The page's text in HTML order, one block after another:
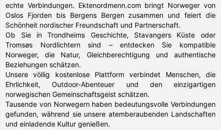
echte Verbindungen. Ektenordmenn.com bringt Norweger von
Oslos Fjorden bis Bergens Bergen zusammen und feiert die
Schönheit nordischer Freundschaft und Partnerschaft.
Ob Sie in Trondheims Geschichte, Stavangers Küste oder
Tromsøs Nordlichtern sind – entdecken Sie kompatible
Norweger, die Natur, Gleichberechtigung und authentische
Beziehungen schätzen.
Unsere völlig kostenlose Plattform verbindet Menschen, die
Ehrlichkeit, Outdoor-Abenteuer und den einzigartigen
norwegischen Gemeinschaftsgeist schätzen.
Tausende von Norwegern haben bedeutungsvolle Verbindungen
gefunden, während sie unsere atemberaubenden Landschaften
und einladende Kultur genießen.